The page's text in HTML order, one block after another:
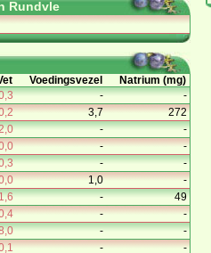
Rundvle
Voedingsvezel
Natrium (mg)
-
-
3,7
272
-
-
-
-
-
-
1,0
-
-
49
-
-
-
-
- -